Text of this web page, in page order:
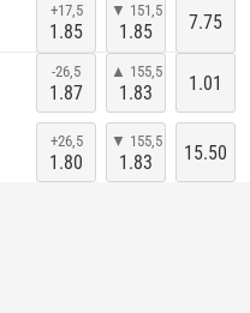
+17,5
1.85
▼ 151,5
1.85 7.75
-26,5
1.87
+26,5
1.80
▲ 155,5
1.83
▼ 155,5
1.83
1.01
15.50